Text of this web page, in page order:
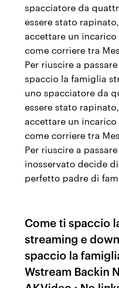
spacciatore da
essere stato
accettare un
come corriere tra
Per riuscire a
spaccio la famiglia
uno spacciatore da
essere stato
accettare un
come corriere tra
Per riuscire a
inosservato decide
perfetto padre di
Come ti spaccio
streaming e
spaccio la
Wstream Backin